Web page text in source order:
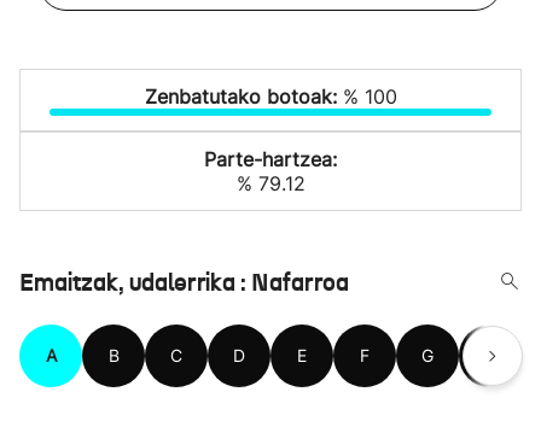
Zenbatutako botoak: % 100
Parte-hartzea:
% 79.12
Emaitzak, udalerrika : Nafarroa
A B C D E F G H